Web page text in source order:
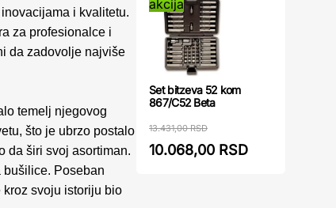
i kvalitetu.
za profesionalce i
da zadovolje najviše
temelj njegovog
što je ubrzo postalo
da širi svoj asortiman.
bušilice. Poseban
svoju istoriju bio
akcija
Set bitzeva 52 kom
867/C52 Beta
13.431,00 RSD
10.068,00 RSD